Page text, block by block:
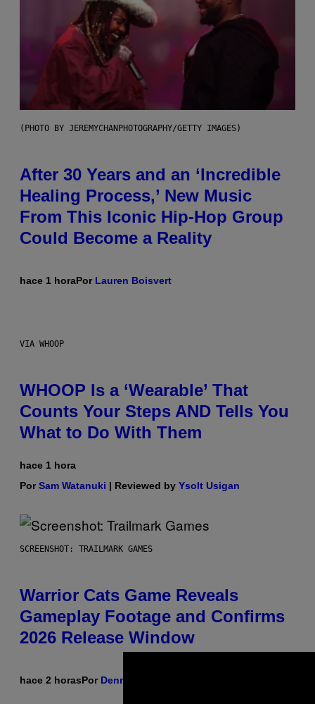
(PHOTO BY JEREMYCHANPHOTOGRAPHY/GETTY IMAGES)
After 30 Years and an ‘Incredible
Healing Process,’ New Music
From This Iconic Hip-Hop Group
Could Become a Reality
hace 1 horaPor Lauren Boisvert
VIA WHOOP
WHOOP Is a ‘Wearable’ That
Counts Your Steps AND Tells You
What to Do With Them
hace 1 hora
PorSam Watanuki | Reviewed by Ysolt Usigan
SCREENSHOT: TRAILMARK GAMES
Warrior Cats Game Reveals
Gameplay Footage and Confirms
2026 Release Window
hace 2 horasPor Denny Connolly